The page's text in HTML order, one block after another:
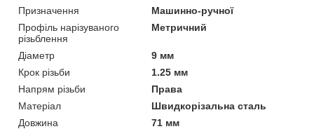
Призначення
Машинно-ручної
Профіль нарізуваного
різьблення
Метричний
Діаметр
9 мм
Крок різьби
1.25 мм
Напрям різьби
Права
Матеріал
Швидкорізальна сталь
Довжина
71 мм